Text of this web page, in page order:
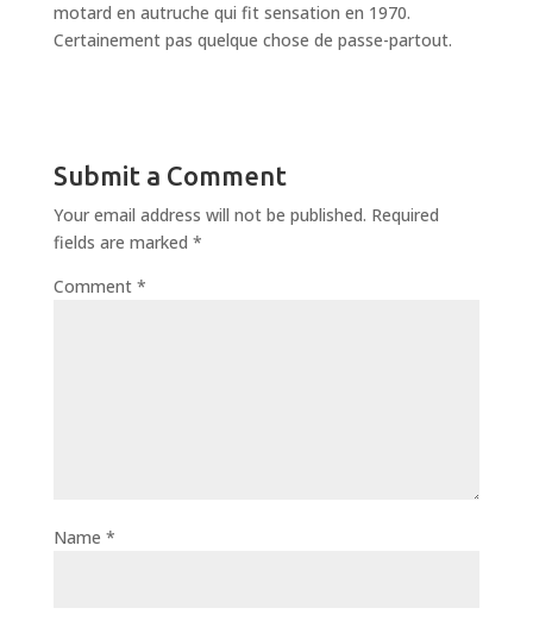
motard en autruche qui fit sensation en 1970.
Certainement pas quelque chose de passe-partout.
Submit a Comment
Your email address will not be published. Required
fields are marked *
Comment *
Name *